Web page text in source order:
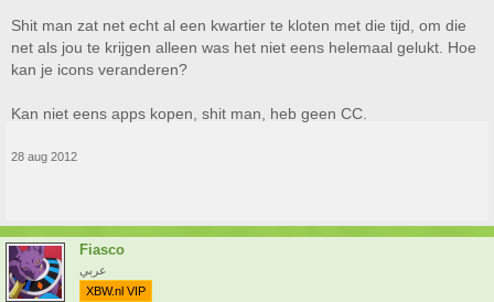
Shit man zat net echt al een kwartier te kloten met die tijd, om die
net als jou te krijgen alleen was het niet eens helemaal gelukt. Hoe
kan je icons veranderen?
Kan niet eens apps kopen, shit man, heb geen CC.
28 aug 2012
Fiasco
عربي
XBW.nl VIP